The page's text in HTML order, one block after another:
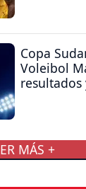
Copa
Voleibol
resultados
MÁS +